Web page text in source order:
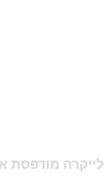
לייקרה מודפסת